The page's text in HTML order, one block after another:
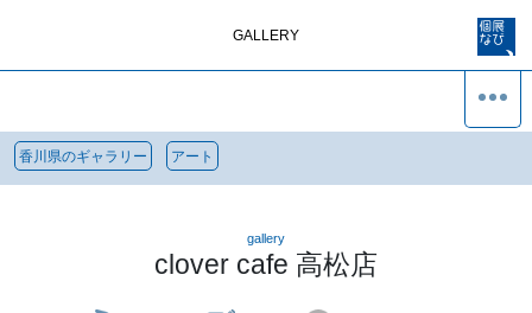
GALLERY
香川県のギャラリー アート
gallery
clover cafe 高松店